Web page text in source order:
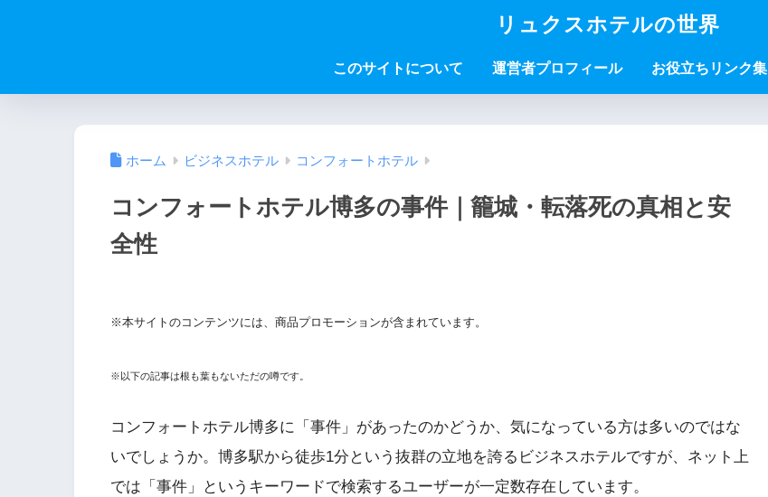
リュクスホテルの世界
このサイトについて 運営者プロフィール お役立ちリンク集
ホーム ビジネスホテル コンフォートホテル
コンフォートホテル博多の事件｜籠城・転落死の真相と安
全性
※本サイトのコンテンツには、商品プロモーションが含まれています。
※以下の記事は根も葉もないただの噂です。
コンフォートホテル博多に「事件」があったのかどうか、気になっている方は多いのではな
いでしょうか。博多駅から徒歩1分という抜群の立地を誇るビジネスホテルですが、ネット上
では「事件」というキーワードで検索するユーザーが一定数存在しています。